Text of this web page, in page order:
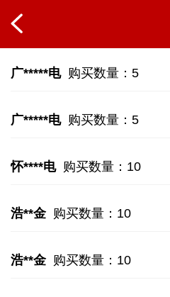
广*****电 购买数量：5
广*****电 购买数量：5
怀****电 购买数量：10
浩**金 购买数量：10
浩**金 购买数量：10